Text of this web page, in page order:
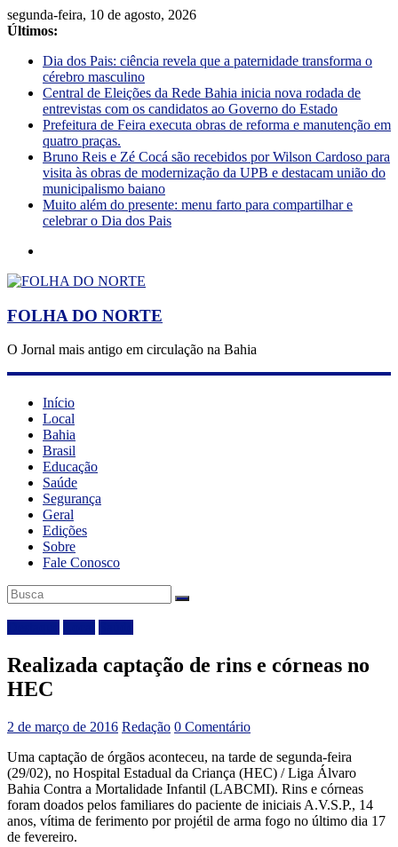
segunda-feira, 10 de agosto, 2026
Últimos:
Dia dos Pais: ciência revela que a paternidade transforma o
cérebro masculino
Central de Eleições da Rede Bahia inicia nova rodada de
entrevistas com os candidatos ao Governo do Estado
Prefeitura de Feira executa obras de reforma e manutenção em
quatro praças.
Bruno Reis e Zé Cocá são recebidos por Wilson Cardoso para
visita às obras de modernização da UPB e destacam união do
municipalismo baiano
Muito além do presente: menu farto para compartilhar e
celebrar o Dia dos Pais
FOLHA DO NORTE
O Jornal mais antigo em circulação na Bahia
Início
Local
Bahia
Brasil
Educação
Saúde
Segurança
Geral
Edições
Sobre
Fale Conosco
Realizada captação de rins e córneas no
HEC
2 de março de 2016 Redação 0 Comentário
Uma captação de órgãos aconteceu, na tarde de segunda-feira
(29/02), no Hospital Estadual da Criança (HEC) / Liga Álvaro
Bahia Contra a Mortalidade Infantil (LABCMI). Rins e córneas
foram doados pelos familiares do paciente de iniciais A.V.S.P., 14
anos, vítima de ferimento por projétil de arma fogo no último dia 17
de fevereiro.